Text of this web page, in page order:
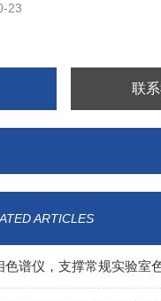
23
联
ARTICLES
色谱仪，支撑常规实验室